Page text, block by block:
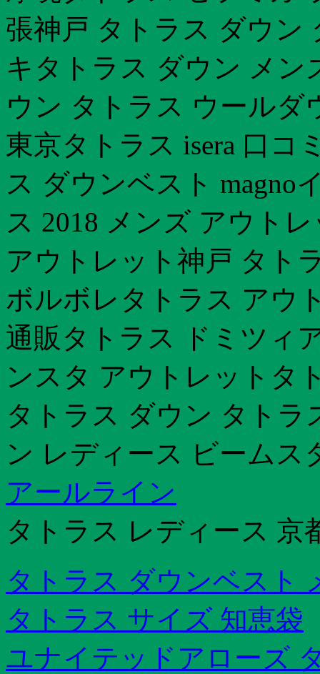
張神戸 タトラス ダウン
キタトラス ダウン メン
ウン タトラス ウールダ
東京タトラス isera 口コ
ス ダウンベスト magno
ス 2018 メンズ アウト
アウトレット神戸 タト
ボルボレタトラス アウ
通販タトラス ドミツィ
ンスタ アウトレットタ
タトラス ダウン タトラ
ン レディース ビームス
アールライン
タトラス レディース 京
タトラス ダウンベスト
タトラス サイズ 知恵袋
ユナイテッドアローズ